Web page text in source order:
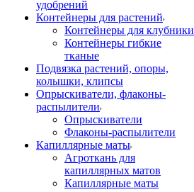
удобрений
Контейнеры для растений
Контейнеры для клубники
Контейнеры гибкие
тканые
Подвязка растений, опоры,
колышки, клипсы
Опрыскиватели, флаконы-
распылители
Опрыскиватели
Флаконы-распылители
Капиллярные маты
Агроткань для
капиллярных матов
Капиллярные маты